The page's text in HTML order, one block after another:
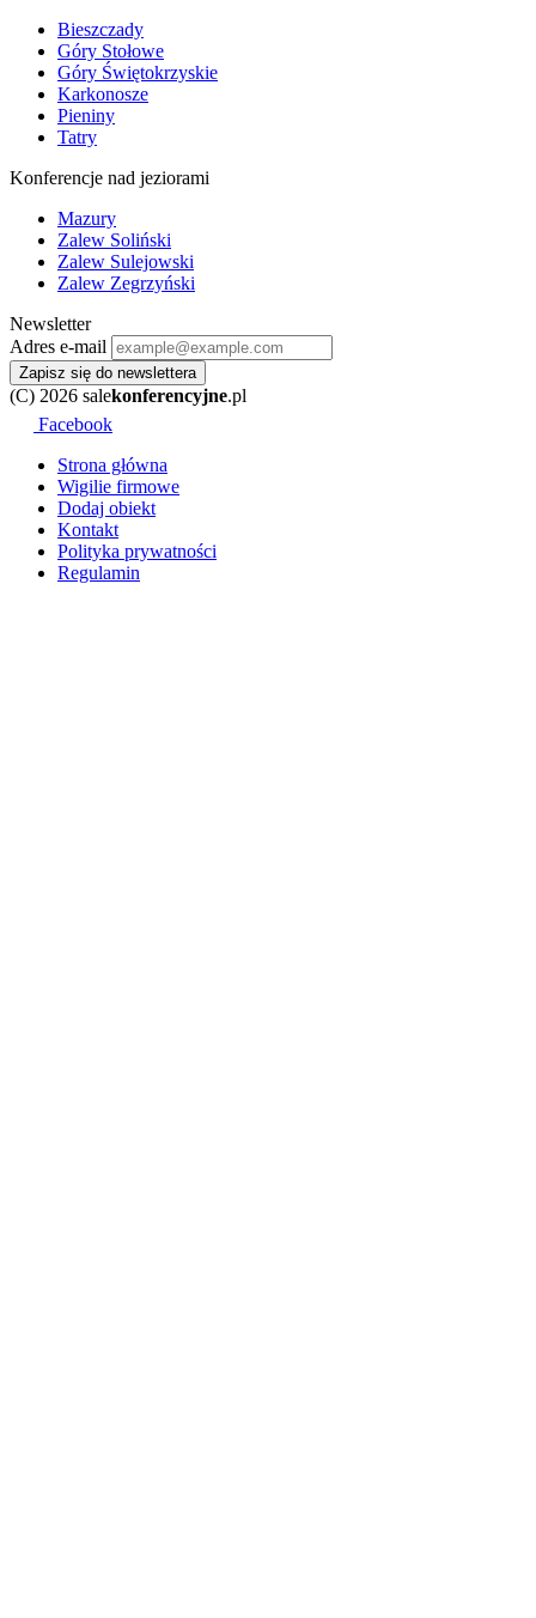
Bieszczady
Góry Stołowe
Góry Świętokrzyskie
Karkonosze
Pieniny
Tatry
Konferencje nad jeziorami
Mazury
Zalew Soliński
Zalew Sulejowski
Zalew Zegrzyński
Newsletter
Adres e-mail
Zapisz się do newslettera
(C) 2026 salekonferencyjne.pl
Facebook
Strona główna
Wigilie firmowe
Dodaj obiekt
Kontakt
Polityka prywatności
Regulamin